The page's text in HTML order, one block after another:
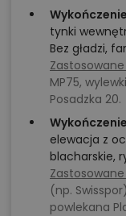
tynki
Bez gładzi,
MP75,
Posadzka 20.
elewacja z
blacharskie,
(np.
powlekana